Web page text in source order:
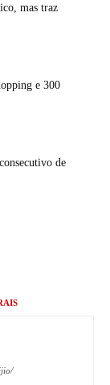
mas traz
e 300
de